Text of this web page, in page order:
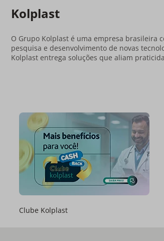
Kolplast
O Grupo Kolplast é uma empresa brasileira
pesquisa e desenvolvimento de novas
Kolplast entrega soluções que aliam
Clube Kolplast